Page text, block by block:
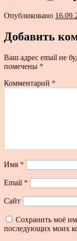
Опубликовано
Добавить
Ваш адрес email не
помечены *
Комментарий *
Имя *
Email *
Сайт
Сохранить моё
последующих моих